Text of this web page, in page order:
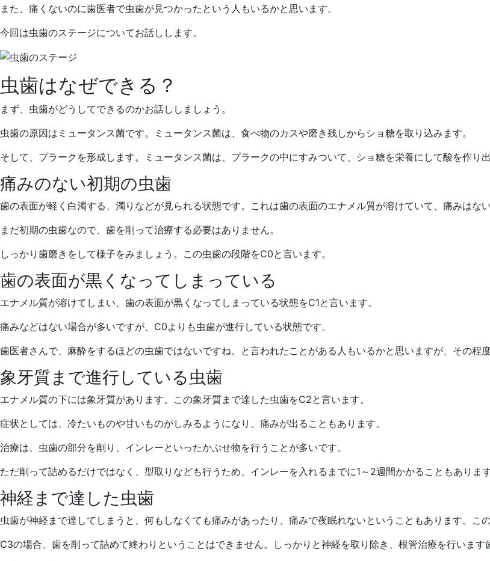
日
科
院
また、痛くないのに歯医者で虫歯が見つかったという人もいるかと思います。
今回は虫歯のステージについてお話しします。
虫歯はなぜできる？
まず、虫歯がどうしてできるのかお話ししましょう。
虫歯の原因はミュータンス菌です。ミュータンス菌は、食べ物のカスや磨き残しからショ糖を取り込みます。
そして、プラークを形成します。ミュータンス菌は、プラークの中にすみついて、ショ糖を栄養にして酸を作り
痛みのない初期の虫歯
歯の表面が軽く白濁する、濁りなどが見られる状態です。これは歯の表面のエナメル質が溶けていて、痛みはない
まだ初期の虫歯なので、歯を削って治療する必要はありません。
しっかり歯磨きをして様子をみましょう。この虫歯の段階をC0と言います。
歯の表面が黒くなってしまっている
エナメル質が溶けてしまい、歯の表面が黒くなってしまっている状態をC1と言います。
痛みなどはない場合が多いですが、C0よりも虫歯が進行している状態です。
歯医者さんで、麻酔をするほどの虫歯ではないですね。と言われたことがある人もいるかと思いますが、その程
象牙質まで進行している虫歯
エナメル質の下には象牙質があります。この象牙質まで達した虫歯をC2と言います。
症状としては、冷たいものや甘いものがしみるようになり、痛みが出ることもあります。
治療は、虫歯の部分を削り、インレーといったかぶせ物を行うことが多いです。
ただ削って詰めるだけではなく、型取りなども行うため、インレーを入れるまでに1～2週間かかることもあります
神経まで達した虫歯
虫歯が神経まで達してしまうと、何もしなくても痛みがあったり、痛みで夜眠れないということもあります。こ
C3の場合、歯を削って詰めて終わりということはできません。しっかりと神経を取り除き、根管治療を行います